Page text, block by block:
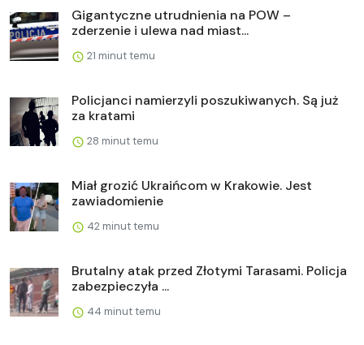
Gigantyczne utrudnienia na POW –
zderzenie i ulewa nad miast...
21 minut temu
Policjanci namierzyli poszukiwanych. Są już
za kratami
28 minut temu
Miał grozić Ukraińcom w Krakowie. Jest
zawiadomienie
42 minut temu
Brutalny atak przed Złotymi Tarasami. Policja
zabezpieczyła ...
44 minut temu